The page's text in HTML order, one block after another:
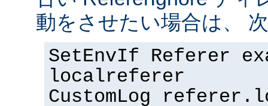
動をさせたい場合は、
SetEnvIf Referer
localreferer
CustomLog